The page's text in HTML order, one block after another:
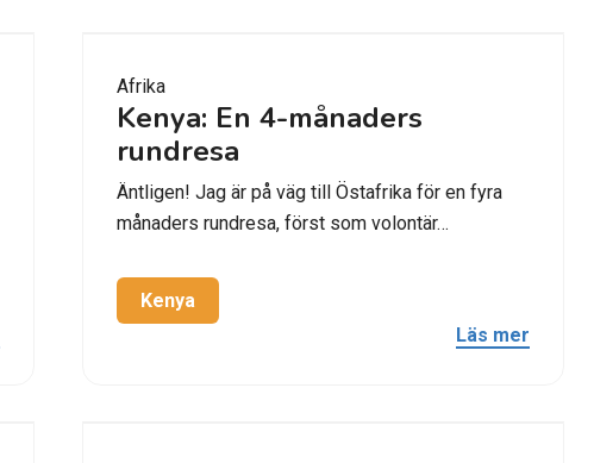
Afrika
Kenya: En 4-månaders
rundresa
Äntligen! Jag är på väg till Östafrika för en fyra
månaders rundresa, först som volontär…
Kenya
Läs mer